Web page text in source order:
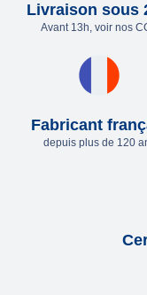
Livraison sous
Avant 13h, voir nos
Fabricant
depuis plus de 120